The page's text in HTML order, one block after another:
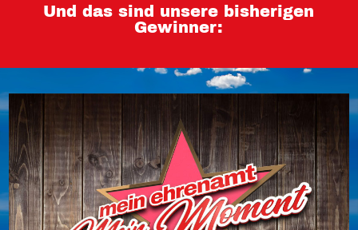
Und das sind unsere bisherigen
Gewinner: